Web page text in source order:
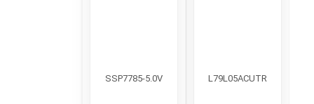
L79L05ACUTR
SSP7785-5.0V